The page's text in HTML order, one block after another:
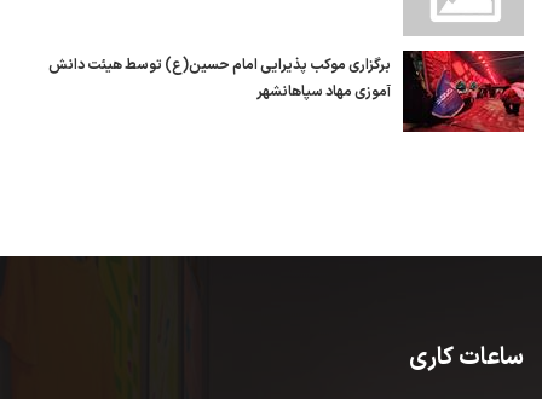
برگزاری موکب پذیرایی امام حسین(ع) توسط هیئت دانش
آموزی مهاد سپاهانشهر
ساعات کاری